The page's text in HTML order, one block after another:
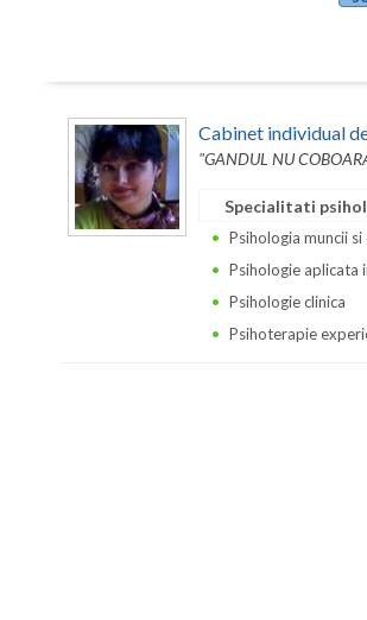
Cabinet individual
"GANDUL NU
Specialitati
Psihologia muncii
Psihologie aplicata
Psihologie clinica
Psihoterapie